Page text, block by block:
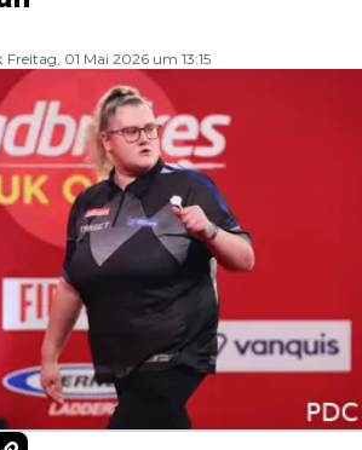
Freitag, 01 Mai 2026 um 13:15